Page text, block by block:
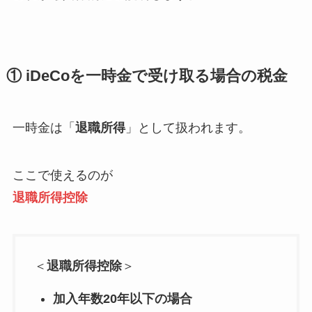
① iDeCoを一時金で受け取る場合の税金
一時金は「 退職所得」として扱われます。
ここで使えるのが
退職所得控除
＜ 退職所得控除＞
加入年数20年以下の場合